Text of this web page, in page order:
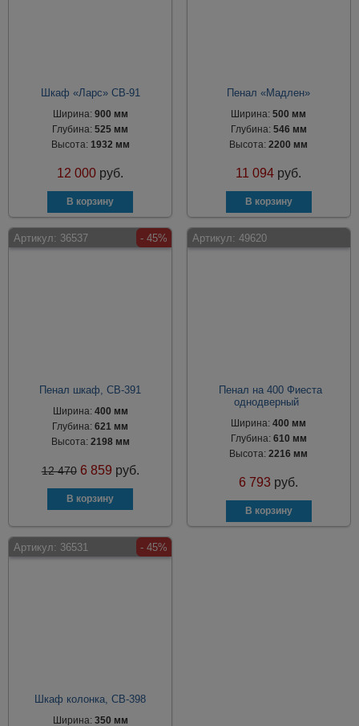
Шкаф «Ларс» СВ-91
Ширина: 900 мм
Глубина:525 мм
Высота: 1932 мм
12 000 руб.
Пенал «Мадлен»
Ширина:500 мм
Глубина: 546 мм
Высота:2200 мм
11 094 руб.
Артикул: 36537 - 45%
Пенал шкаф, СВ-391
Ширина: 400 мм
Глубина:621 мм
Высота: 2198 мм
12 470 6 859 руб.
Артикул: 49620
Пенал на 400 Фиеста
однодверный
Ширина:400 мм
Глубина: 610 мм
Высота:2216 мм
6 793 руб.
Артикул: 36531 - 45%
Шкаф колонка, СВ-398
Ширина: 350 мм